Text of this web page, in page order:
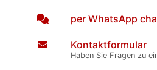
per WhatsApp
Kontaktformular
Haben Sie Fragen zu